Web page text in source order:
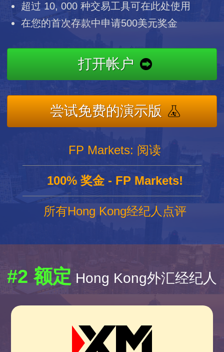
超过 10, 000 种交易工具可在此处使用
在您的首次存款中申请500美元奖金
打开帐户
尝试免费的演示版
FP Markets: 阅读
100% 奖金 - FP Markets!
所有Hong Kong经纪人点评
#2 额定 Hong Kong外汇经纪人